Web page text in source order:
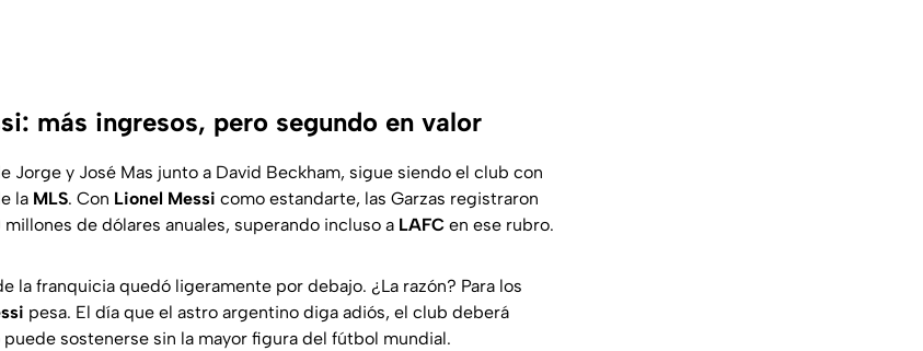
más ingresos, pero segundo en valor
Jorge y José Mas junto a David Beckham, sigue siendo el club con
la MLS. Con Lionel Messi como estandarte, las Garzas registraron
de dólares anuales, superando incluso a LAFC en ese rubro.
la franquicia quedó ligeramente por debajo. ¿La razón? Para los
pesa. El día que el astro argentino diga adiós, el club deberá
sostenerse sin la mayor figura del fútbol mundial.